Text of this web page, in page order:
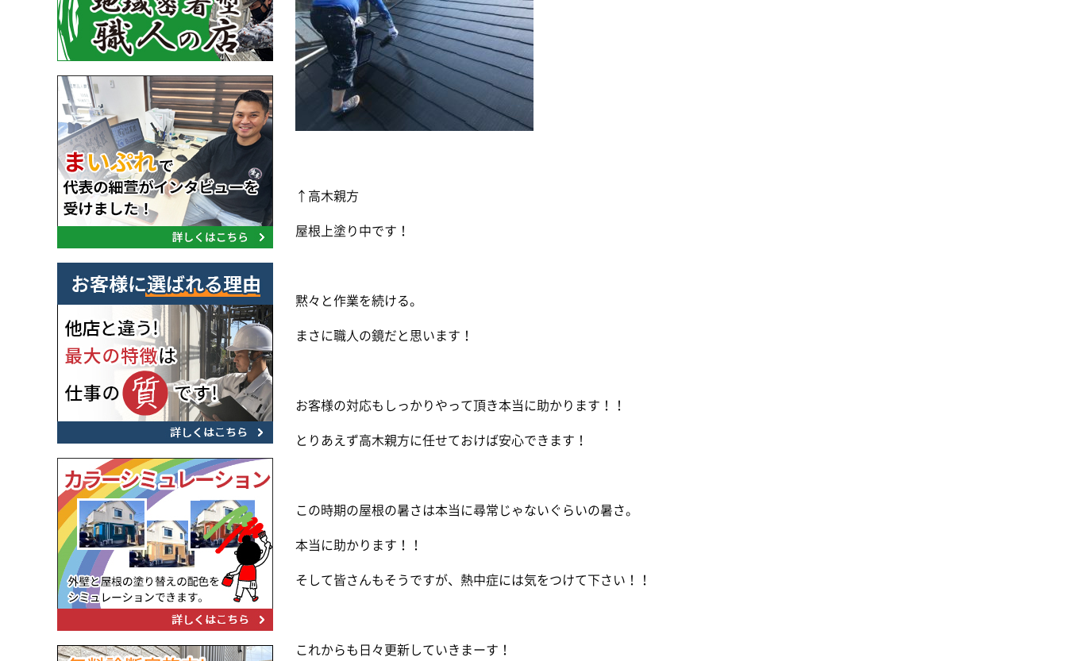
↑高木親方
屋根上塗り中です！
黙々と作業を続ける。
まさに職人の鏡だと思います！
お客様の対応もしっかりやって頂き本当に助かります！！
とりあえず高木親方に任せておけば安心できます！
この時期の屋根の暑さは本当に尋常じゃないぐらいの暑さ。
本当に助かります！！
そして皆さんもそうですが、熱中症には気をつけて下さい！！
これからも日々更新していきまーす！